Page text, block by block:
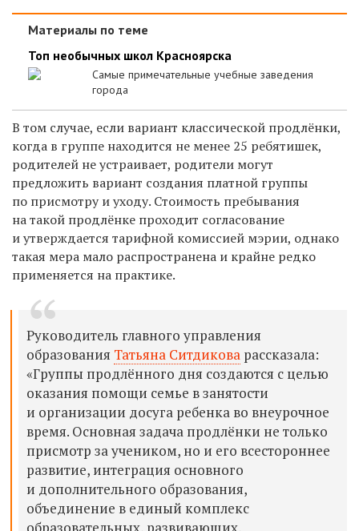
Материалы по теме
Топ необычных школ Красноярска
Самые примечательные учебные заведения
города
В том случае, если вариант классической продлёнки,
когда в группе находится не менее 25 ребятишек,
родителей не устраивает, родители могут
предложить вариант создания платной группы
по присмотру и уходу. Стоимость пребывания
на такой продлёнке проходит согласование
и утверждается тарифной комиссией мэрии, однако
такая мера мало распространена и крайне редко
применяется на практике.
Руководитель главного управления
образования Татьяна Ситдикова рассказала:
«Группы продлённого дня создаются с целью
оказания помощи семье в занятости
и организации досуга ребенка во внеурочное
время. Основная задача продлёнки не только
присмотр за учеником, но и его всестороннее
развитие, интеграция основного
и дополнительного образования,
объединение в единый комплекс
образовательных, развивающих,